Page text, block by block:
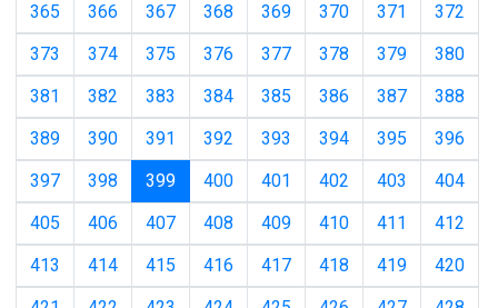
365
366 367 368 369 370 371
372
373
374 375 376 377 378 379
380
381
382 383 384 385 386 387
388
389
390 391 392 393 394 395
396
397
398 399(current)
400 401 402 403
404
405
406 407 408 409 410 411
412
413
414 415 416 417 418 419
420